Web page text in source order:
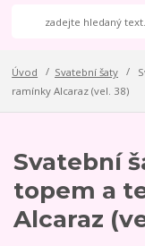
Úvod Svatební šaty
ramínky Alcaraz (vel. 38)
Svatební
topem a
Alcaraz